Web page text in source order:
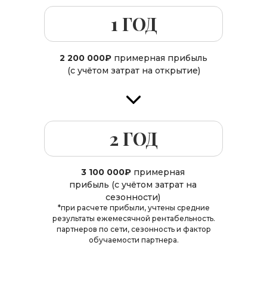
1 ГОД
2 200 000₽ примерная прибыль
(с учётом затрат на открытие)
2 ГОД
3 100 000₽примерная
прибыль (с учётом затрат на
сезонности)
*при расчете прибыли, учтены средние
результаты ежемесячной рентабельность.
партнеров по сети, сезонность и фактор
обучаемости партнера.